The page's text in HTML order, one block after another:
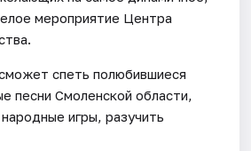
мероприятие Центра
спеть полюбившиеся
песни Смоленской области,
игры, разучить